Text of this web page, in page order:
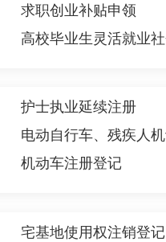
求职创业补贴申领
护士执业延续注册
机动车注册登记
宅基地使用权注销登记